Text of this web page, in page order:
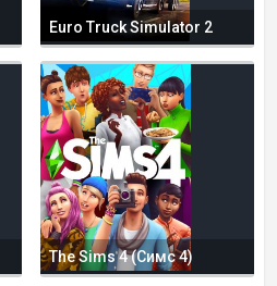
Euro Truck Simulator 2
The Sims 4 (Симс 4)